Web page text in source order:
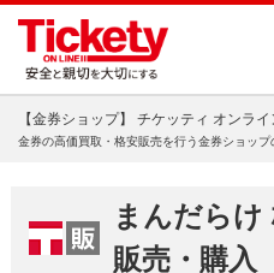
【金券ショップ】 チケッティ オンラ
金券の高価買取・格安販売を行う金券ショップ
まんだらけ
販売・購入